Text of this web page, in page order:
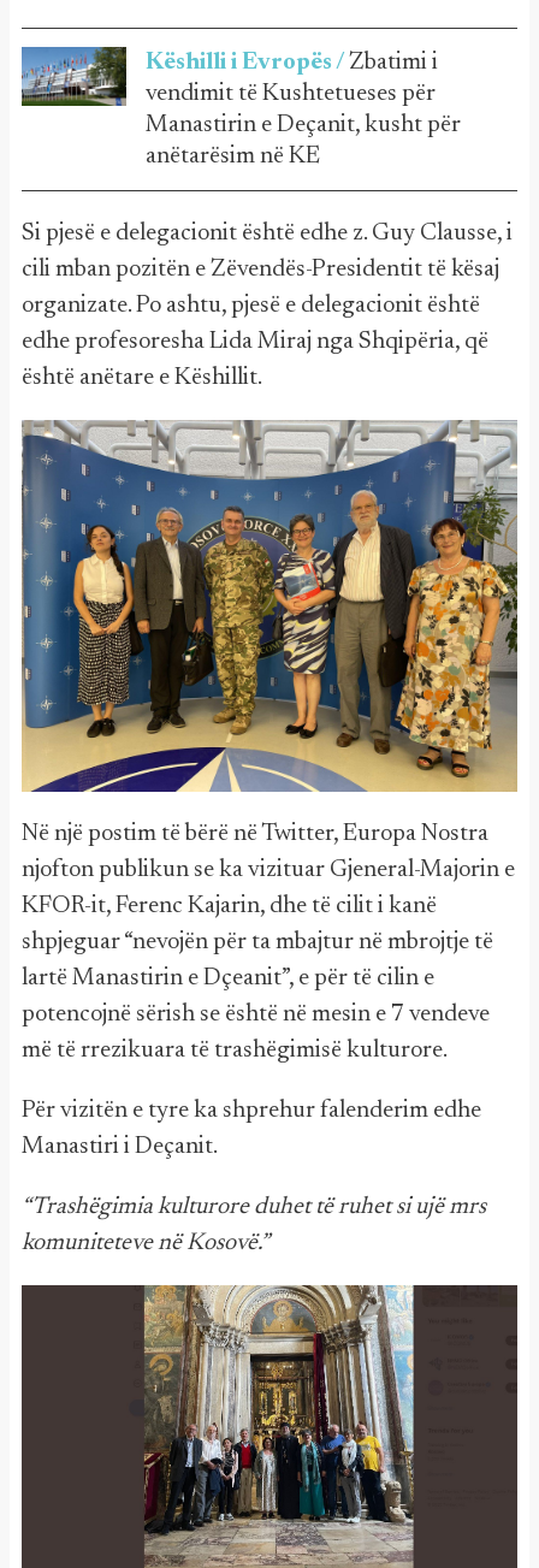
Këshilli i Evropës / Zbatimi i
vendimit të Kushtetueses për
Manastirin e Deçanit, kusht për
anëtarësim në KE
Si pjesë e delegacionit është edhe z. Guy Clausse, i
cili mban pozitën e Zëvendës-Presidentit të kësaj
organizate. Po ashtu, pjesë e delegacionit është
edhe profesoresha Lida Miraj nga Shqipëria, që
është anëtare e Këshillit.
Në një postim të bërë në Twitter, Europa Nostra
njofton publikun se ka vizituar Gjeneral-Majorin e
KFOR-it, Ferenc Kajarin, dhe të cilit i kanë
shpjeguar “nevojën për ta mbajtur në mbrojtje të
lartë Manastirin e Dçeanit”, e për të cilin e
potencojnë sërish se është në mesin e 7 vendeve
më të rrezikuara të trashëgimisë kulturore.
Për vizitën e tyre ka shprehur falenderim edhe
Manastiri i Deçanit.
“Trashëgimia kulturore duhet të ruhet si ujë mrs
komuniteteve në Kosovë.”